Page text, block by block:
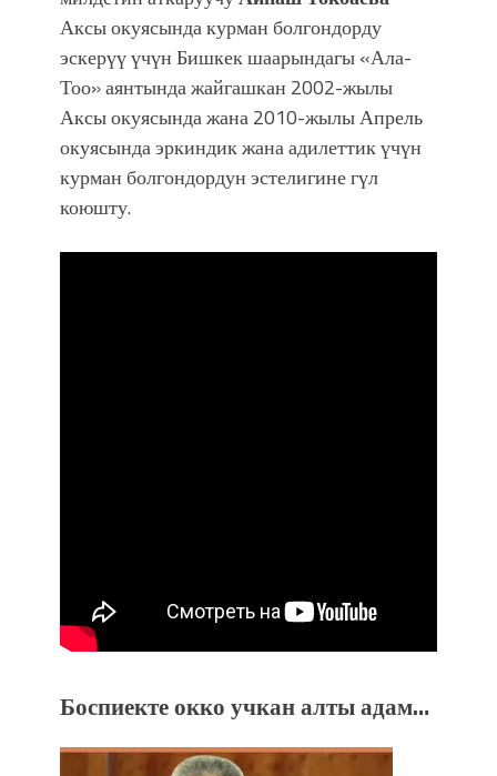
болмок”
Аксы окуясында курман болгондорду
эскерүү үчүн Бишкек шаарындагы «Ала-
Тоо» аянтында жайгашкан 2002-жылы
Аксы окуясында жана 2010-жылы Апрель
окуясында эркиндик жана адилеттик үчүн
курман болгондордун эстелигине гүл
коюшту.
Боспиекте окко учкан алты адам…